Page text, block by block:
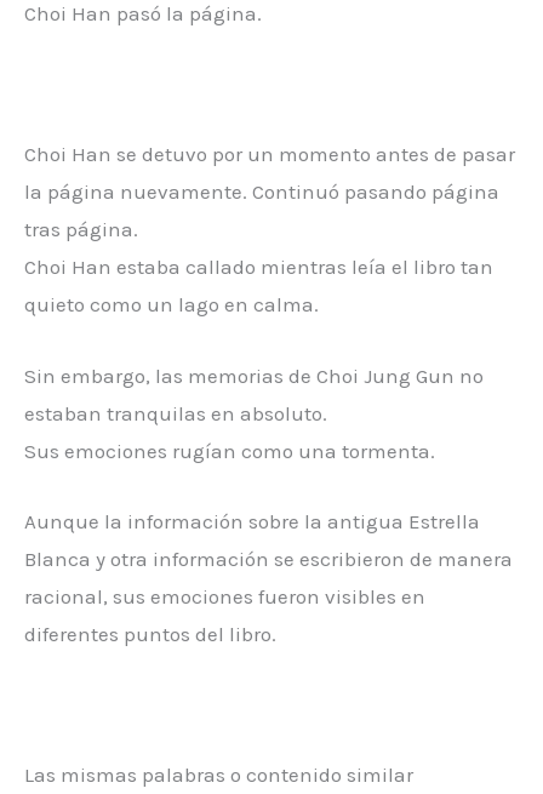
Choi Han pasó la página.
Choi Han se detuvo por un momento antes de pasar
la página nuevamente. Continuó pasando página
tras página.
Choi Han estaba callado mientras leía el libro tan
quieto como un lago en calma.
Sin embargo, las memorias de Choi Jung Gun no
estaban tranquilas en absoluto.
Sus emociones rugían como una tormenta.
Aunque la información sobre la antigua Estrella
Blanca y otra información se escribieron de manera
racional, sus emociones fueron visibles en
diferentes puntos del libro.
Las mismas palabras o contenido similar